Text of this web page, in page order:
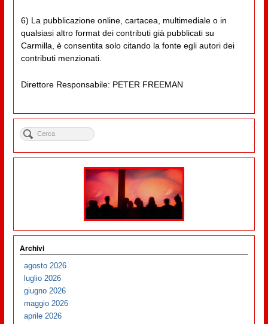
6) La pubblicazione online, cartacea, multimediale o in
qualsiasi altro format dei contributi già pubblicati su
Carmilla, è consentita solo citando la fonte egli autori dei
contributi menzionati.
Direttore Responsabile: PETER FREEMAN
Archivi
agosto 2026
luglio 2026
giugno 2026
maggio 2026
aprile 2026